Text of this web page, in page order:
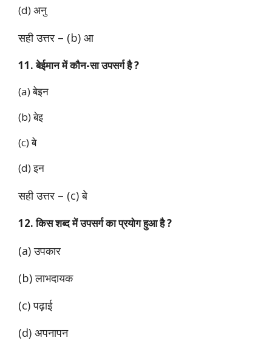
(d) अनु
सही उत्तर – (b) आ
11. बेईमान में कौन-सा उपसर्ग है ?
(a) बेइन
(b) बेइ
(c) बे
(d) इन
सही उत्तर – (c) बे
12. किस शब्द में उपसर्ग का प्रयोग हुआ है ?
(a) उपकार
(b) लाभदायक
(c) पढ़ाई
(d) अपनापन